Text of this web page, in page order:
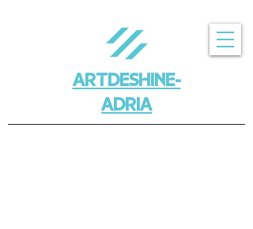
ARTDESHINE-
ADRIA